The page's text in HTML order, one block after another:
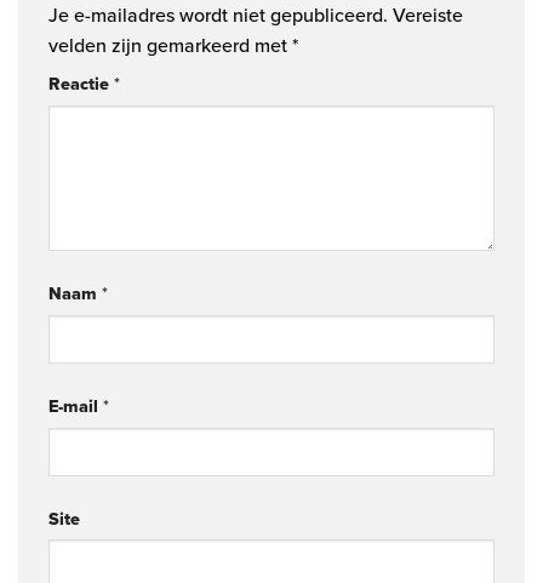
Je e-mailadres wordt niet gepubliceerd. Vereiste
velden zijn gemarkeerd met*
Reactie*
Naam *
E-mail *
Site